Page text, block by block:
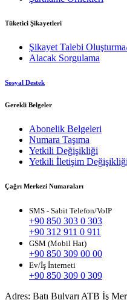
Tüketici Şikayetleri
Şikayet Talebi
Alacak Sorgulama
Sosyal Destek
Gerekli Belgeler
Abonelik Belgeleri
Numara Taşıma
Yetkili Değişikliği
Yetkili İletişim Değişikliği
Çağrı Merkezi Numaraları
SMS - Sabit Telefon/VoIP
+90 850 303 0 303
+90 312 911 0 911
GSM (Mobil Hat)
+90 850 309 00 00
Ev/İş İnterneti
+90 850 309 0 309
Adres: Batı Bulvarı ATB İş